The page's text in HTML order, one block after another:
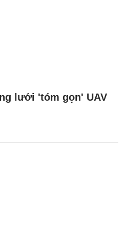
lưới 'tóm gọn' UAV